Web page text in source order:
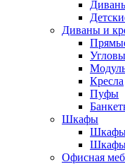
Диваны и
Кресла
Пуфы
Шкафы
Шкафы
Офисная